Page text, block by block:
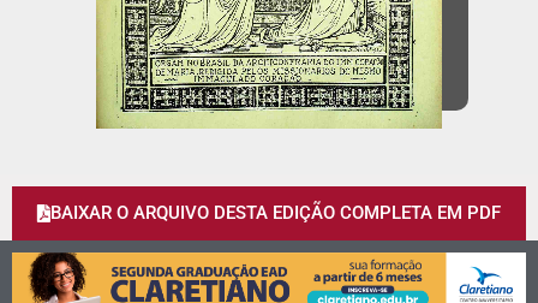
BAIXAR O ARQUIVO DESTA EDIÇÃO COMPLETA EM PDF